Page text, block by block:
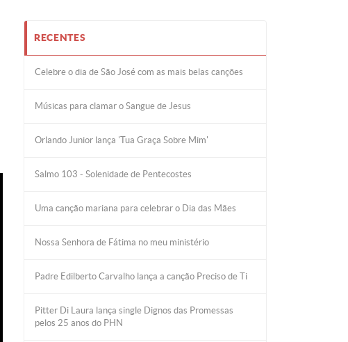
RECENTES
Celebre o dia de São José com as mais belas canções
Músicas para clamar o Sangue de Jesus
Orlando Junior lança 'Tua Graça Sobre Mim'
Salmo 103 - Solenidade de Pentecostes
Uma canção mariana para celebrar o Dia das Mães
Nossa Senhora de Fátima no meu ministério
Padre Edilberto Carvalho lança a canção Preciso de Ti
Pitter Di Laura lança single Dignos das Promessas
pelos 25 anos do PHN